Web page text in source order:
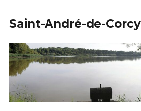
Saint-André-de-Corcy